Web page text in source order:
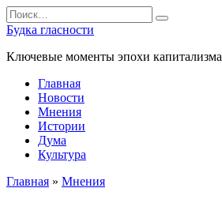
Перейти
к
содержанию
Search
for:
Будка гласности
Ключевые моменты эпохи капитализма
Главная
Новости
Мнения
Истории
Дума
Культура
Главная » Мнения